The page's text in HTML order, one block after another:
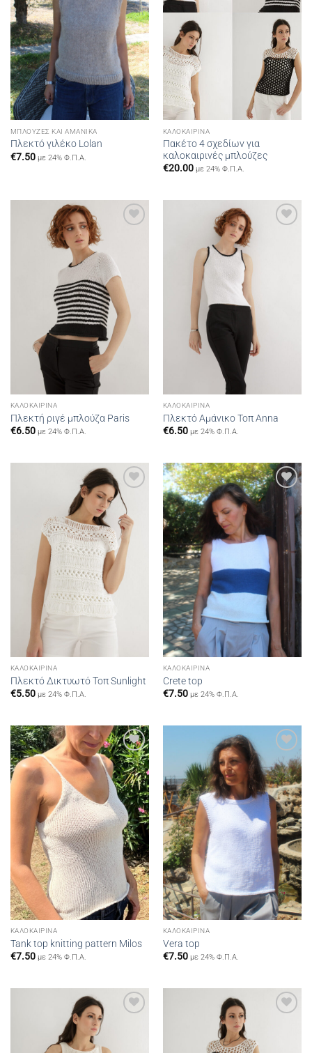
ΜΠΛΟΎΖΕΣ ΚΑΙ ΑΜΆΝΙΚΑ
Πλεκτό γιλέκο Lolan
€7.50 με 24% Φ.Π.Α.
ΚΑΛΟΚΑΙΡΙΝΆ
Πακέτο 4 σχεδίων για
καλοκαιρινές μπλούζες
€20.00 με 24% Φ.Π.Α.
ΚΑΛΟΚΑΙΡΙΝΆ
Πλεκτή ριγέ μπλούζα Paris
€6.50 με 24% Φ.Π.Α.
ΚΑΛΟΚΑΙΡΙΝΆ
Πλεκτό Αμάνικο Τοπ Anna
€6.50 με 24% Φ.Π.Α.
Add to
wishlist
ΚΑΛΟΚΑΙΡΙΝΆ
Πλεκτό Δικτυωτό Τοπ Sunlight
€5.50 με 24% Φ.Π.Α.
Add to
wishlist
ΚΑΛΟΚΑΙΡΙΝΆ
Crete top
€7.50 με 24% Φ.Π.Α.
Add to
wishlist
ΚΑΛΟΚΑΙΡΙΝΆ
Tank top knitting pattern Milos
€7.50 με 24% Φ.Π.Α.
Add to
wishlist
ΚΑΛΟΚΑΙΡΙΝΆ
Vera top
€7.50 με 24% Φ.Π.Α.